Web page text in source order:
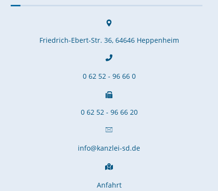
Friedrich-Ebert-Str. 36, 64646 Heppenheim
0 62 52 - 96 66 0
0 62 52 - 96 66 20
info@kanzlei-sd.de
Anfahrt